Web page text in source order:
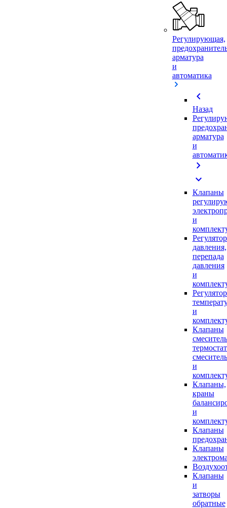
Регулирующая,
арматура
и
автоматика
chevron_left
Назад
арматура
и
chevron_right
expand_more
Клапаны
и
давления,
перепада
давления
и
и
Клапаны
и
Клапаны,
краны
и
Клапаны
Клапаны
Клапаны
и
затворы
обратные